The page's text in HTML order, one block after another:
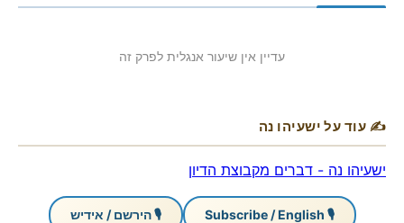
עדיין אין שיעור אנגלית לפרק זה
✍ עוד על ישעיהו נה
ישעיהו נה - דברים מקבוצת הדיון
🎙 Subscribe / English 🎙 הירשם / אידיש